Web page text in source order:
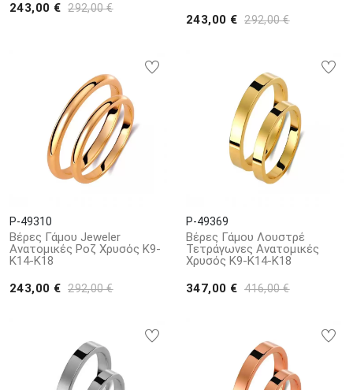
243,00 € 292,00 €
243,00 € 292,00 €
P-49310
Βέρες Γάμου Jeweler
Ανατομικές Ροζ Χρυσός Κ9-
Κ14-Κ18
243,00 € 292,00 €
P-49369
Βέρες Γάμου Λουστρέ
Τετράγωνες Ανατομικές
Χρυσός Κ9-Κ14-Κ18
347,00 € 416,00 €